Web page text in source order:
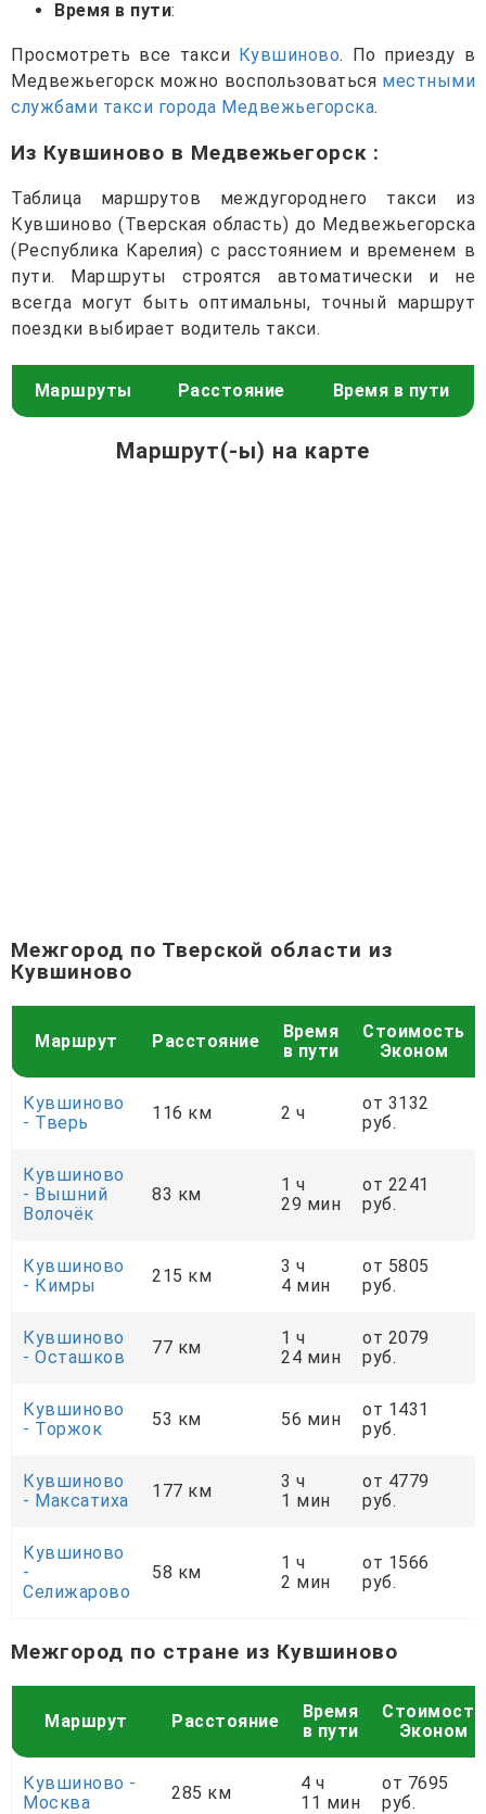
Время в пути:
Просмотреть все такси Кувшиново. По приезду в
Медвежьегорск можно воспользоваться местными
службами такси города Медвежьегорска.
Из Кувшиново в Медвежьегорск :
Таблица маршрутов междугороднего такси из
Кувшиново (Тверская область) до Медвежьегорска
(Республика Карелия) с расстоянием и временем в
пути. Маршруты строятся автоматически и не
всегда могут быть оптимальны, точный маршрут
поездки выбирает водитель такси.
Маршруты Расстояние Время в пути
Маршрут(-ы) на карте
Межгород по Тверской области из
Кувшиново
Маршрут Расстояние
Время
в пути
Стоимость
Эконом
Кувшиново
- Тверь
116 км 2 ч
от 3132
руб.
Кувшиново
- Вышний
Волочёк
83 км
1 ч
29 мин
от 2241
руб.
Кувшиново
- Кимры
215 км
3 ч
4 мин
от 5805
руб.
Кувшиново
- Осташков
77 км
1 ч
24 мин
от 2079
руб.
Кувшиново
- Торжок
53 км 56 мин
от 1431
руб.
Кувшиново
- Максатиха
177 км
3 ч
1 мин
от 4779
руб.
Кувшиново
-
Селижарово
58 км
1 ч
2 мин
от 1566
руб.
Межгород по стране из Кувшиново
Маршрут Расстояние
Время
в пути
Стоимость
Эконом
Кувшиново -
Москва
285 км
4 ч
11 мин
от 7695
руб.